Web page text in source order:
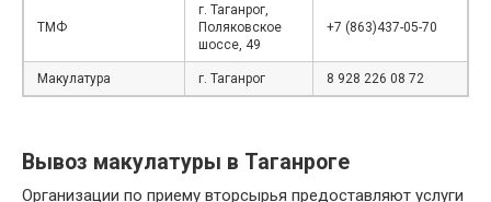
ТМФ
г. Таганрог,
Поляковское
шоссе, 49
+7 (863)437-05-70
Макулатура г. Таганрог 8 928 226 08 72
Вывоз макулатуры в Таганроге
Организации по приему вторсырья предоставляют услуги